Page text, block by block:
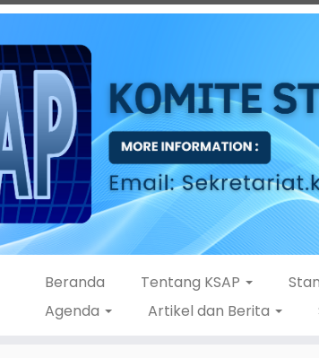
Beranda Tentang KSAP
Agenda
Artikel dan Berita